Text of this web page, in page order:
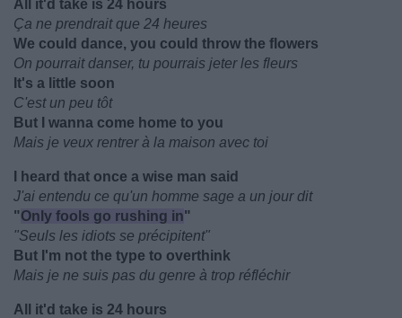
All it'd take is 24 hours
Ça ne prendrait que 24 heures
We could dance, you could throw the flowers
On pourrait danser, tu pourrais jeter les fleurs
It's a little soon
C'est un peu tôt
But I wanna come home to you
Mais je veux rentrer à la maison avec toi
I heard that once a wise man said
J'ai entendu ce qu'un homme sage a un jour dit
"Only fools go rushing in"
"Seuls les idiots se précipitent"
But I'm not the type to overthink
Mais je ne suis pas du genre à trop réfléchir
All it'd take is 24 hours